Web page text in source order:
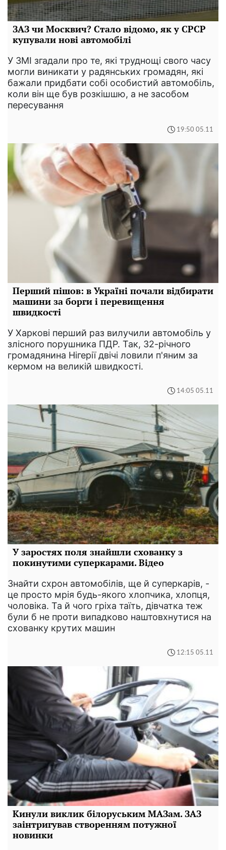
ЗАЗ чи Москвич? Стало відомо, як у СРСР
купували нові автомобілі
У ЗМІ згадали про те, які труднощі свого часу
могли виникати у радянських громадян, які
бажали придбати собі особистий автомобіль,
коли він ще був розкішшю, а не засобом
пересування
19:50 05.11
Перший пішов: в Україні почали відбирати
машини за борги і перевищення
швидкості
У Харкові перший раз вилучили автомобіль у
злісного порушника ПДР. Так, 32-річного
громадянина Нігерії двічі ловили п'яним за
кермом на великій швидкості.
14:05 05.11
У заростях поля знайшли схованку з
покинутими суперкарами. Відео
Знайти схрон автомобілів, ще й суперкарів, -
це просто мрія будь-якого хлопчика, хлопця,
чоловіка. Та й чого гріха таїть, дівчатка теж
були б не проти випадково наштовхнутися на
схованку крутих машин
12:15 05.11
Кинули виклик білоруським МАЗам. ЗАЗ
заінтригував створенням потужної
новинки